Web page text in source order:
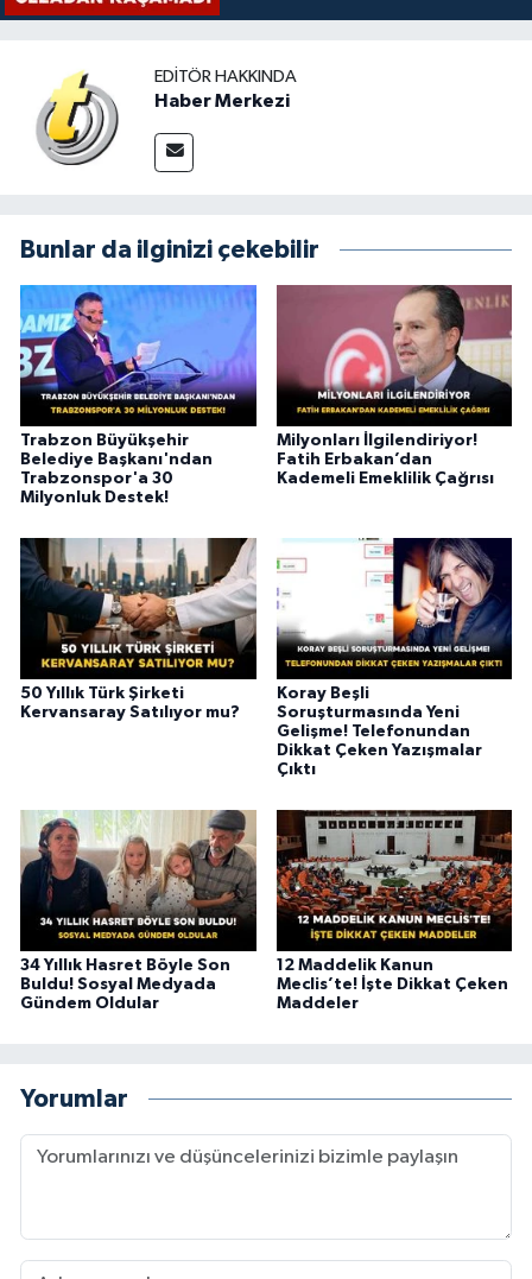
EDITÖR HAKKINDA
Haber Merkezi
Bunlar da ilginizi çekebilir
Trabzon Büyükşehir
Belediye Başkanı'ndan
Trabzonspor'a 30
Milyonluk Destek!
Milyonları İlgilendiriyor!
Fatih Erbakan’dan
Kademeli Emeklilik Çağrısı
50 Yıllık Türk Şirketi
Kervansaray Satılıyor mu?
Koray Beşli
Soruşturmasında Yeni
Gelişme! Telefonundan
Dikkat Çeken Yazışmalar
Çıktı
34 Yıllık Hasret Böyle Son
Buldu! Sosyal Medyada
Gündem Oldular
12 Maddelik Kanun
Meclis’te! İşte Dikkat Çeken
Maddeler
Yorumlar